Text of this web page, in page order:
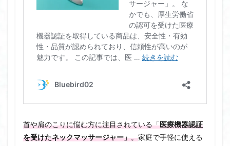
首や肩のこりに悩む方に注目されている「医療機器認証
を受けたネックマッサージャー」。家庭で手軽に使える